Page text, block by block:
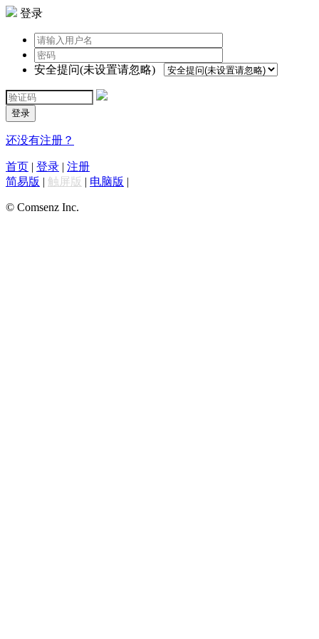
登录
安全提问(未设置请忽略)
登录
还没有注册？
首页 | 登录 | 注册
简易版 | 触屏版 | 电脑版 |
© Comsenz Inc.